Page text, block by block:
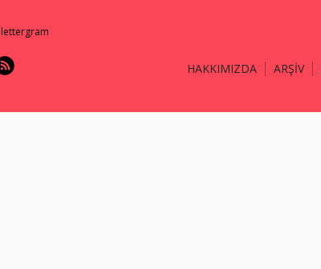
lettergram
HAKKIMIZDA ARŞİV